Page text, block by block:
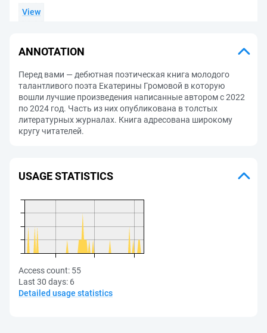
View
ANNOTATION
Перед вами — дебютная поэтическая книга молодого
талантливого поэта Екатерины Громовой в которую
вошли лучшие произведения написанные автором с 2022
по 2024 год. Часть из них опубликована в толстых
литературных журналах. Книга адресована широкому
кругу читателей.
USAGE STATISTICS
Access count: 55
Last 30 days: 6
Detailed usage statistics